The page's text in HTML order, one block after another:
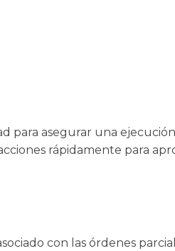
para asegurar una
rápidamente para
con las órdenes